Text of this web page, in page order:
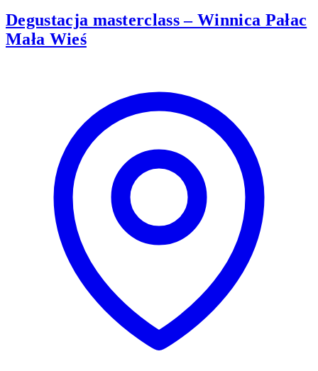
Degustacja masterclass – Winnica Pałac
Mała Wieś